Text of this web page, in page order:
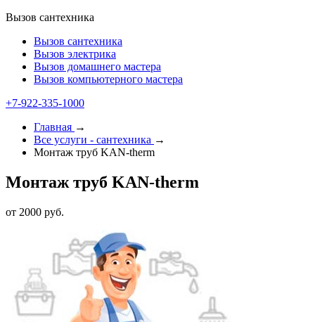
Вызов сантехника
Вызов сантехника
Вызов электрика
Вызов домашнего мастера
Вызов компьютерного мастера
+7-922-335-1000
Главная →
Все услуги - cантехника →
Монтаж труб KAN-therm
Монтаж труб KAN-therm
от 2000 руб.